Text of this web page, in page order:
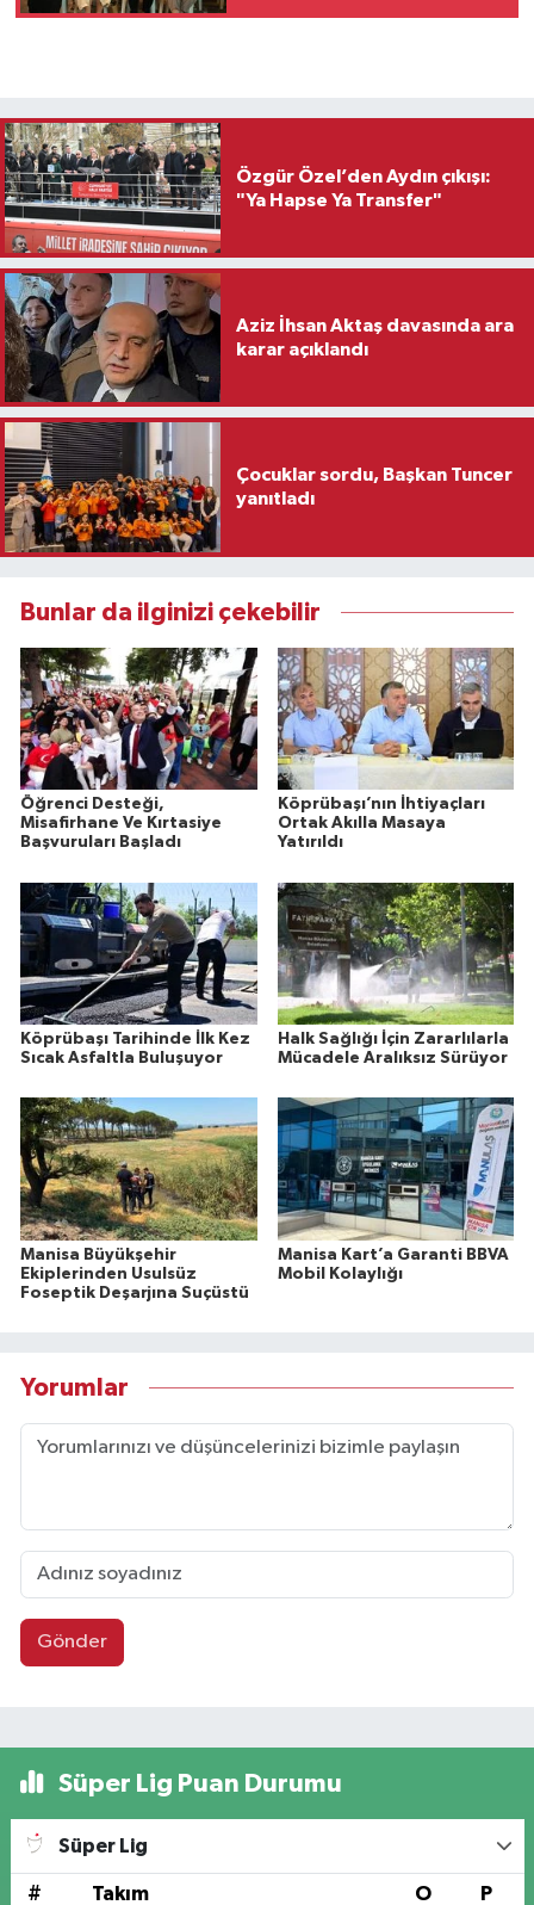
Özgür Özel’den Aydın çıkışı:
"Ya Hapse Ya Transfer"
Aziz İhsan Aktaş davasında ara
karar açıklandı
Çocuklar sordu, Başkan Tuncer
yanıtladı
Bunlar da ilginizi çekebilir
Öğrenci Desteği,
Misafirhane Ve Kırtasiye
Başvuruları Başladı
Köprübaşı’nın İhtiyaçları
Ortak Akılla Masaya
Yatırıldı
Köprübaşı Tarihinde İlk Kez
Sıcak Asfaltla Buluşuyor
Halk Sağlığı İçin Zararlılarla
Mücadele Aralıksız Sürüyor
Manisa Büyükşehir
Ekiplerinden Usulsüz
Foseptik Deşarjına Suçüstü
Manisa Kart’a Garanti BBVA
Mobil Kolaylığı
Yorumlar
Gönder
Süper Lig Puan Durumu
Süper Lig
# Takım O P